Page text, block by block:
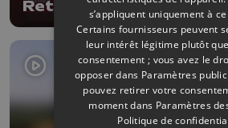
Retrouver le sens
bleu Editions)
s’appliquent uniquement à
Certains fournisseurs peuvent
leur intérêt légitime plutôt
consentement ; vous avez le
opposer dans Paramètres
pouvez retirer votre
moment dans Paramètres
Politique de